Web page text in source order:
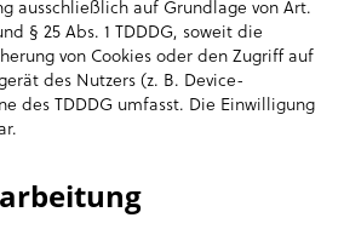
ausschließlich auf Grundlage von Art.
§ 25 Abs. 1 TDDDG, soweit die
von Cookies oder den Zugriff auf
des Nutzers (z. B. Device-
des TDDDG umfasst. Die Einwilligung